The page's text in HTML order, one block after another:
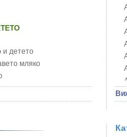
и детето
мляко